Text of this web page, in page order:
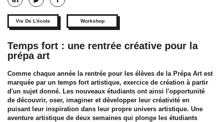
Vie De L'école Workshop
Temps fort : une rentrée créative pour la
prépa art
Comme chaque année la rentrée pour les élèves de la Prépa Art est
marquée par un temps fort artistique, exercice de création à partir
d'un sujet donné. Les nouveaux étudiants ont ainsi l'opportunité
de découvrir, oser, imaginer et développer leur créativité en
puisant leur inspiration dans leur propre univers artistique. Une
aventure artistique de deux semaines qui plonge les étudiants